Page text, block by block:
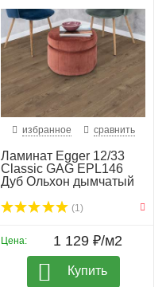
избранное сравнить
Ламинат Egger 12/33
Classic GAG EPL146
Дуб Ольхон дымчатый
(1)
Цена: 1 129 ₽/м2
Купить